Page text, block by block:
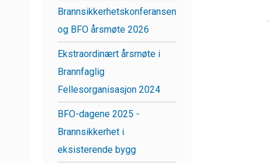
Brannsikkerhetskonferansen
og BFO årsmøte 2026
Ekstraordinært årsmøte i
Brannfaglig
Fellesorganisasjon 2024
BFO-dagene 2025 -
Brannsikkerhet i
eksisterende bygg